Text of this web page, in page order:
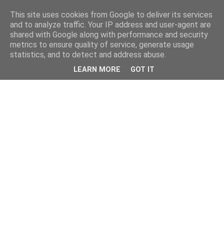
This site uses cookies from Google to deliver its services
and to analyze traffic. Your IP address and user-agent are
shared with Google along with performance and security
metrics to ensure quality of service, generate usage
statistics, and to detect and address abuse.
LEARN MORE GOT IT